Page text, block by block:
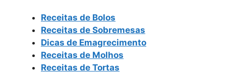
Receitas de Bolos
Receitas de Sobremesas
Dicas de Emagrecimento
Receitas de Molhos
Receitas de Tortas